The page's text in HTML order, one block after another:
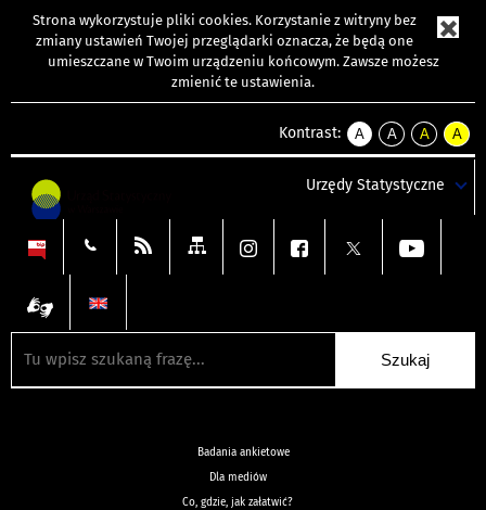
Strona wykorzystuje pliki cookies. Korzystanie z witryny bez
zmiany ustawień Twojej przeglądarki oznacza, że będą one
umieszczane w Twoim urządzeniu końcowym. Zawsze możesz
zmienić te ustawienia.
Kontrast:
A
kontrast
A
kontrast
tekst
czarnym
A
kontrast
tekst
czarnym
A
tekst
żółtym
Urzędy Statystyczne
Badania ankietowe
Dla mediów
Co, gdzie, jak załatwić?